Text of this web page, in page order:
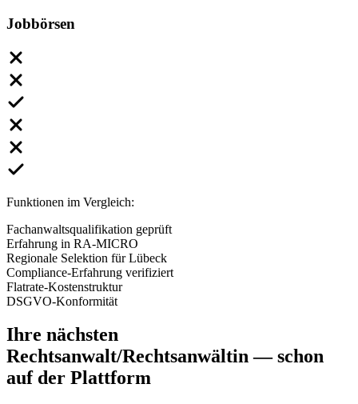
Jobbörsen
Funktionen im Vergleich:
Fachanwaltsqualifikation geprüft
Erfahrung in RA-MICRO
Regionale Selektion für Lübeck
Compliance-Erfahrung verifiziert
Flatrate-Kostenstruktur
DSGVO-Konformität
Ihre nächsten
Rechtsanwalt/Rechtsanwältin— schon
auf der Plattform